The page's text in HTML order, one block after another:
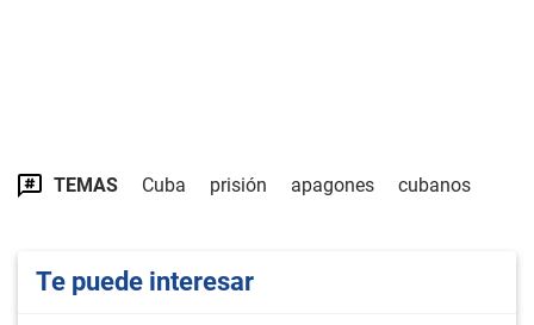
TEMAS Cuba prisión apagones cubanos
Te puede interesar